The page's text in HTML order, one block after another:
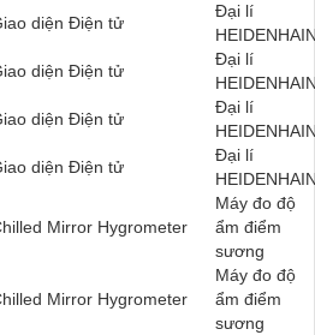
diện Điện tử
Đại lí
diện Điện tử
Đại lí
diện Điện tử
Đại lí
diện Điện tử
Đại lí
Mirror Hygrometer
Máy đo độ
ẩm điểm
sương
Mirror Hygrometer
Máy đo độ
ẩm điểm
sương